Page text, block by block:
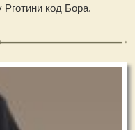
Рготини код Бора.